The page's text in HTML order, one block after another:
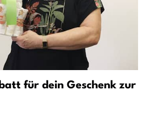
für dein Geschenk zur